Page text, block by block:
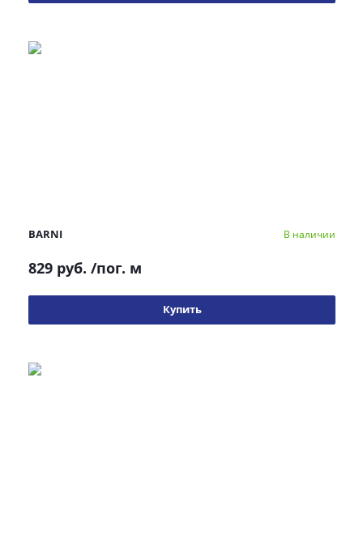
BARNI В наличии
829 руб. /пог. м
Купить